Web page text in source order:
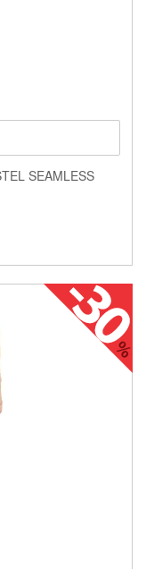
SEAMLESS